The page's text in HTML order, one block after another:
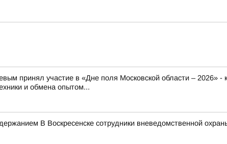
принял участие в «Дне поля Московской области – 2026»
и обмена опытом...
В Воскресенске сотрудники вневедомственной